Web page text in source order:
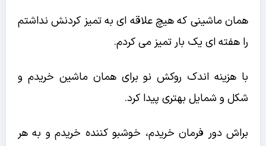
همان ماشینی که هیچ علاقه ای به تمیز کردنش نداشتم
را هفته ای یک بار تمیز می کردم.
با هزینه اندک روکش نو برای همان ماشین خریدم و
شکل و شمایل بهتری پیدا کرد.
براش دور فرمان خریدم، خوشبو کننده خریدم و به هر